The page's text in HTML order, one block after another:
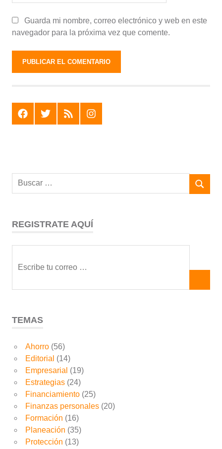
Guarda mi nombre, correo electrónico y web en este
navegador para la próxima vez que comente.
F T R I
REGISTRATE AQUÍ
TEMAS
Ahorro(56)
Editorial (14)
Empresarial (19)
Estrategias(24)
Financiamiento(25)
Finanzas personales(20)
Formación (16)
Planeación (35)
Protección (13)